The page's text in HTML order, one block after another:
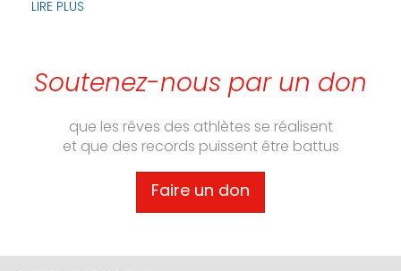
LIRE PLUS
Soutenez-nous par un don
que les rêves des athlètes se réalisent
et que des records puissent être battus
Faire un don